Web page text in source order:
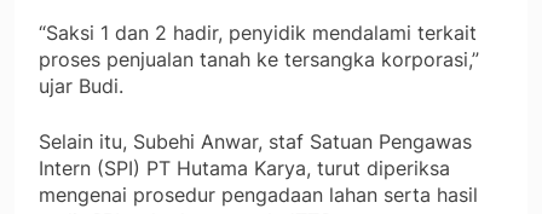
“Saksi 1 dan 2 hadir, penyidik mendalami terkait
proses penjualan tanah ke tersangka korporasi,”
ujar Budi.
Selain itu, Subehi Anwar, staf Satuan Pengawas
Intern (SPI) PT Hutama Karya, turut diperiksa
mengenai prosedur pengadaan lahan serta hasil